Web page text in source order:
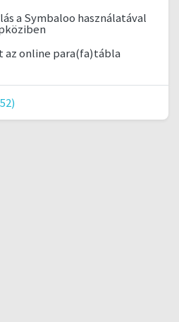
a Symbaloo használatával
az online para(fa)tábla